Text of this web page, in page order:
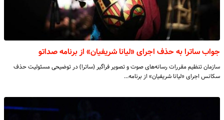
جواب ساترا به حذف اجرای «لیانا شریفیان» از برنامه صداتو
سازمان تنظیم مقررات رسانه‌های صوت و تصویر فراگیر (ساترا) در توضیحی مسئولیت حذف
سکانس اجرای «لیانا شریفیان» از برنامه…